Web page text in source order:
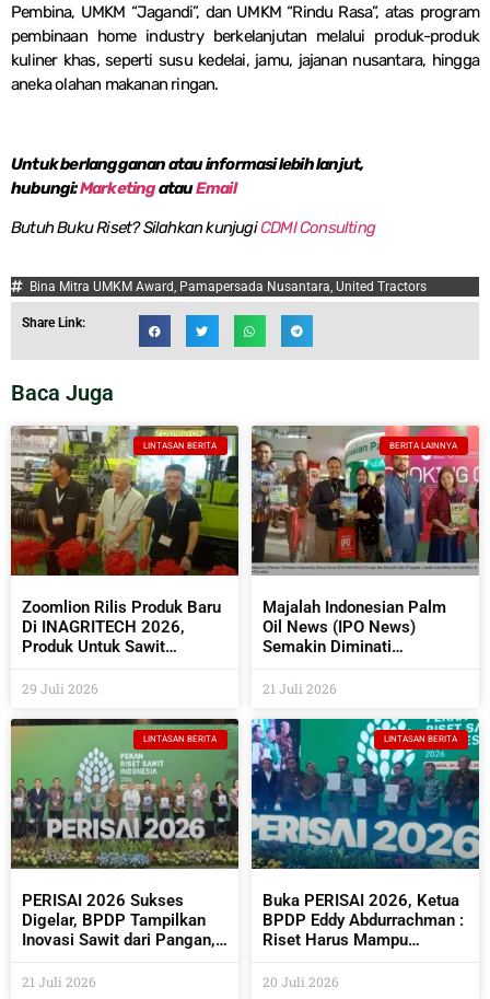
Pembina, UMKM “Jagandi”, dan UMKM “Rindu Rasa”, atas program
pembinaan home industry berkelanjutan melalui produk-produk
kuliner khas, seperti susu kedelai, jamu, jajanan nusantara, hingga
aneka olahan makanan ringan.
Untuk berlangganan atau informasi lebih lanjut,
hubungi:MarketingatauEmail
Butuh Buku Riset? Silahkan kunjugiCDMI Consulting
Bina Mitra UMKM Award, Pamapersada Nusantara, United Tractors
Share Link:
Baca Juga
LINTASAN BERITA
Zoomlion Rilis Produk Baru
Di INAGRITECH 2026,
Produk Untuk Sawit
29 Juli 2026
BERITA LAINNYA
Majalah Indonesian Palm
Oil News (IPO News)
Semakin Diminati
Industri Pendukungnya
21 Juli 2026
LINTASAN BERITA
PERISAI 2026 Sukses
Digelar, BPDP Tampilkan
Inovasi Sawit dari Pangan,
Teknologi AI
21 Juli 2026
LINTASAN BERITA
Buka PERISAI 2026, Ketua
BPDP Eddy Abdurrachman :
Riset Harus Mampu
Industri Sekaligus
20 Juli 2026